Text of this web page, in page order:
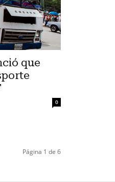
que
0
Página 1 de 6